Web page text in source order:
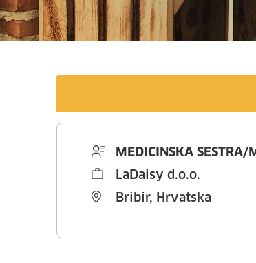
MEDICINSKA SESTRA/
LaDaisy d.o.o.
Bribir, Hrvatska